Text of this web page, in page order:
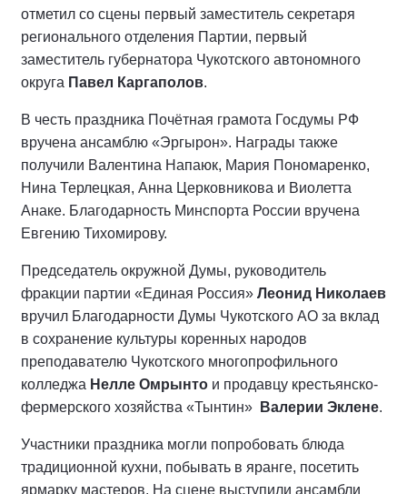
отметил со сцены первый заместитель секретаря
регионального отделения Партии, первый
заместитель губернатора Чукотского автономного
округа Павел Каргаполов.
В честь праздника Почётная грамота Госдумы РФ
вручена ансамблю «Эргырон». Награды также
получили Валентина Напаюк, Мария Пономаренко,
Нина Терлецкая, Анна Церковникова и Виолетта
Анаке. Благодарность Минспорта России вручена
Евгению Тихомирову.
Председатель окружной Думы, руководитель
фракции партии «Единая Россия» Леонид Николаев
вручил Благодарности Думы Чукотского АО за вклад
в сохранение культуры коренных народов
преподавателю Чукотского многопрофильного
колледжа Нелле Омрынто и продавцу крестьянско-
фермерского хозяйства «Тынтин»
Валерии Эклене.
Участники праздника могли попробовать блюда
традиционной кухни, побывать в яранге, посетить
ярмарку мастеров. На сцене выступили ансамбли